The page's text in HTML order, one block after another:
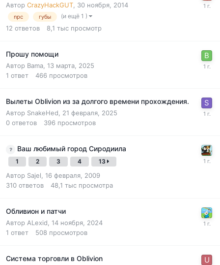
Автор CrazyHackGUT 30 ноября, 2014
npc губы (и ещё 1 )
12 ответов 8,1 тыс просмотр
Прошу помощи
Автор Bama 13 марта, 2025
1 ответ 466 просмотров
Вылеты Oblivion из за долгого времени прохождения.
Автор SnakeHed
21 февраля, 2025
0 ответов 396 просмотров
Ваш любимый город Сиродиила
1 2 3 4 13
Автор Sajel 16 февраля, 2009
310 ответов 48,1 тыс просмотра
Обливион и патчи
Автор ALexid 14 ноября, 2024
1 ответ 508 просмотров
Система торговли в Oblivion